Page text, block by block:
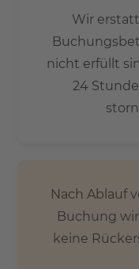
Wir
nicht erfüllt
24
Nach Ablauf
Buchung
keine